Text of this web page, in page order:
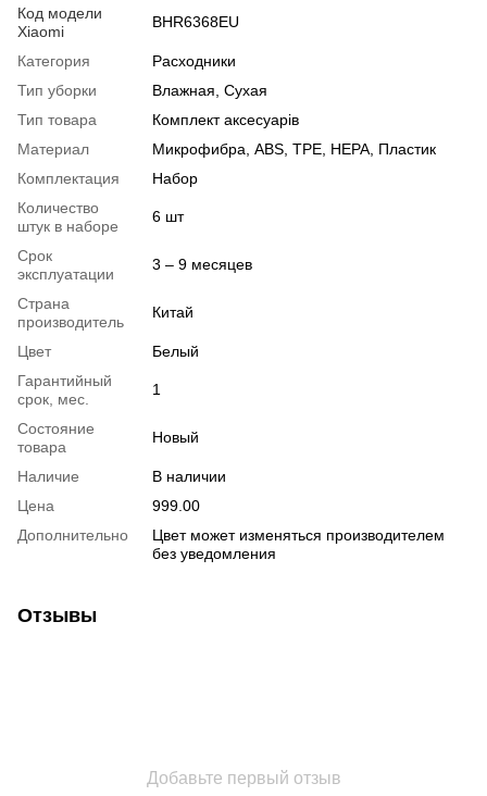
Код модели
Xiaomi
BHR6368EU
Категория
Расходники
Тип уборки
Влажная, Сухая
Тип товара
Комплект аксесуарів
Материал
Микрофибра, ABS, TPE, HEPA, Пластик
Комплектация
Набор
Количество
штук в наборе
6 шт
Срок
эксплуатации
3 – 9 месяцев
Страна
производитель
Китай
Цвет
Белый
Гарантийный
срок, мес.
1
Состояние
товара
Новый
Наличие
В наличии
Цена
999.00
Дополнительно
Цвет может изменяться производителем
без уведомления
Отзывы
Добавьте первый отзыв